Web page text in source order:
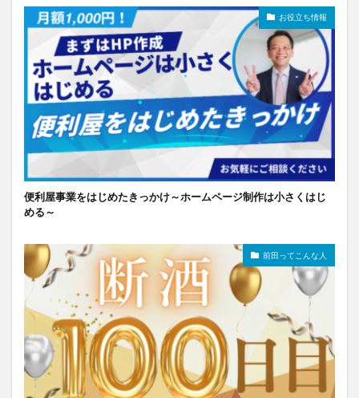
お役立ち情報
便利屋事業をはじめたきっかけ～ホームページ制作は小さくはじ
める～
前田ってこんな人